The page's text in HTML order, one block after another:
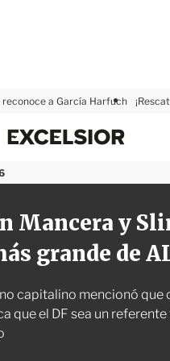
reconoce a García Harfuch
x
l
i
o
r
Mancera y
grande de
capitalino mencionó que
que el DF sea un